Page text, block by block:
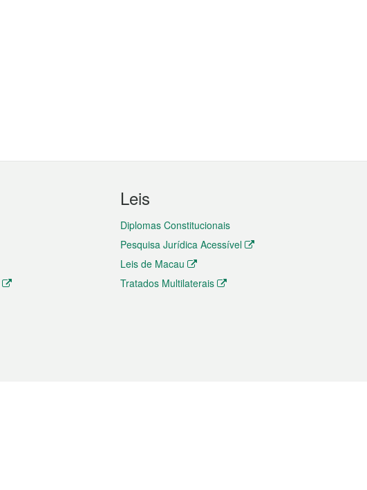
Leis
Diplomas Constitucionais
Pesquisa Jurídica Acessível
Leis de Macau
Tratados Multilaterais